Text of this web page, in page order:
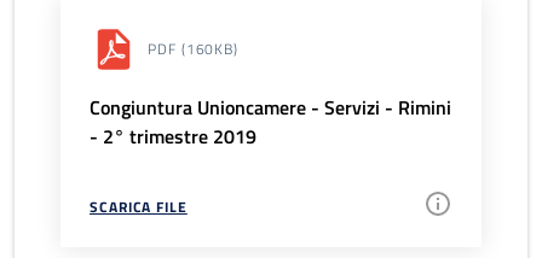
PDF (160KB)
Congiuntura Unioncamere - Servizi - Rimini
- 2° trimestre 2019
SCARICA FILE